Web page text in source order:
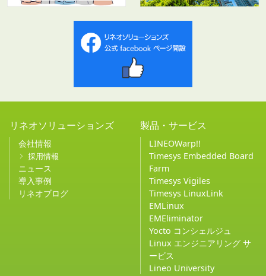
リネオソリューションズ
会社情報
採用情報
ニュース
導入事例
リネオブログ
製品・サービス
LINEOWarp!!
Timesys Embedded Board
Farm
Timesys Vigiles
Timesys LinuxLink
EMLinux
EMEliminator
Yocto コンシェルジュ
Linux エンジニアリング サ
ービス
Lineo University